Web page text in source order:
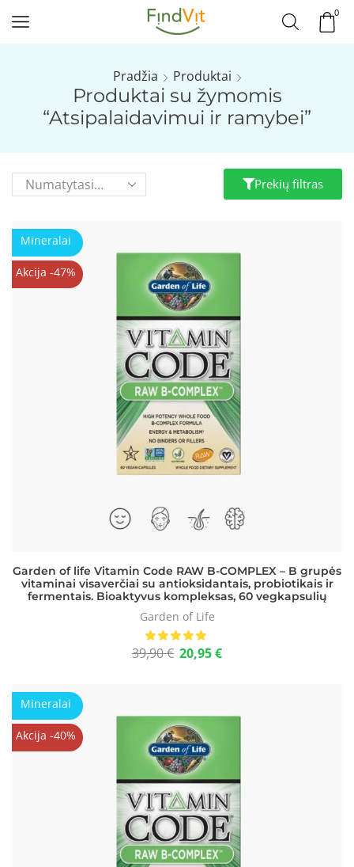
0
Pradžia Produktai
Produktai su žymomis
“Atsipalaidavimui ir ramybei”
Prekių filtras
Mineralai
Akcija -47%
Garden of life Vitamin Code RAW B-COMPLEX – B grupės
vitaminai visaverčiai su antioksidantais, probiotikais ir
fermentais. Bioaktyvus kompleksas, 60 vegkapsulių
Garden of Life
39,90€ 20,95€
Mineralai
Akcija -40%